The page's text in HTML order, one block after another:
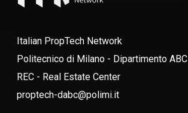
Italian PropTech Network
Politecnico di Milano - Dipartimento ABC
REC - Real Estate Center
proptech-dabc@polimi.it